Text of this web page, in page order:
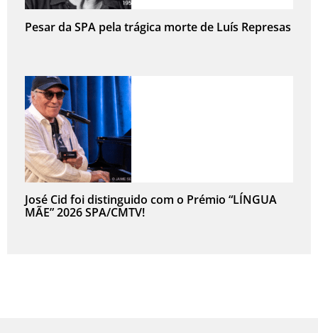
Pesar da SPA pela trágica morte de Luís Represas
José Cid foi distinguido com o Prémio “LÍNGUA
MÃE” 2026 SPA/CMTV!